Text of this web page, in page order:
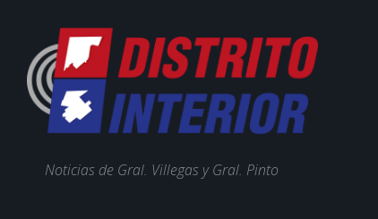
Noticias de Gral. Villegas y Gral. Pinto